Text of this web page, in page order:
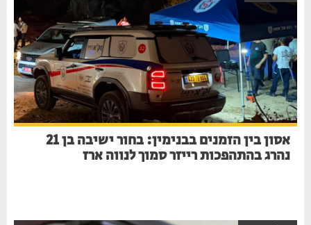
אסון בין הזמנים בבנימין: בחור ישיבה בן 21
נהרג בהתהפכות רייזר סמוך לנווה ארז